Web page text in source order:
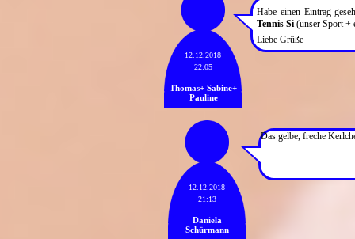
12.12.2018
22:05
Thomas+ Sabine+
Pauline
Habe einen Eintrag
Tennis Si (unser Sport +
Liebe Grüße
12.12.2018
21:13
Daniela
Schürmann
Das gelbe, freche